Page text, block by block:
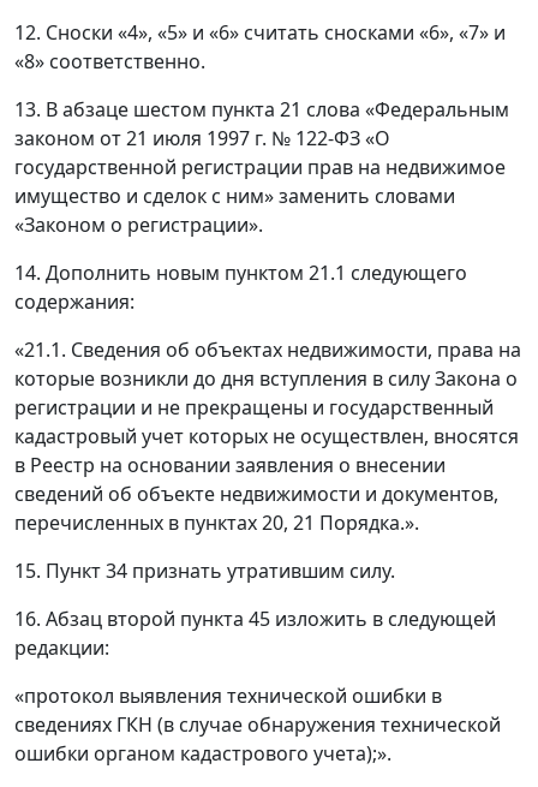
12. Сноски «4», «5» и «6» считать сносками «6», «7» и
«8» соответственно.
13. В абзаце шестом пункта 21 слова «Федеральным
законом от 21 июля 1997 г. № 122-ФЗ «О
государственной регистрации прав на недвижимое
имущество и сделок с ним» заменить словами
«Законом о регистрации».
14. Дополнить новым пунктом 21.1 следующего
содержания:
«21.1. Сведения об объектах недвижимости, права на
которые возникли до дня вступления в силу Закона о
регистрации и не прекращены и государственный
кадастровый учет которых не осуществлен, вносятся
в Реестр на основании заявления о внесении
сведений об объекте недвижимости и документов,
перечисленных в пунктах 20, 21 Порядка.».
15. Пункт 34 признать утратившим силу.
16. Абзац второй пункта 45 изложить в следующей
редакции:
«протокол выявления технической ошибки в
сведениях ГКН (в случае обнаружения технической
ошибки органом кадастрового учета);».